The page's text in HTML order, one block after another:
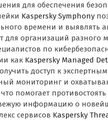
для обеспечения
Kaspersky Symphony
времени и выявлять
для организаций разного
по
как Kaspersky Managed
доступ к
мониторинг и
помогает
информацию о
сервисов Kaspersky